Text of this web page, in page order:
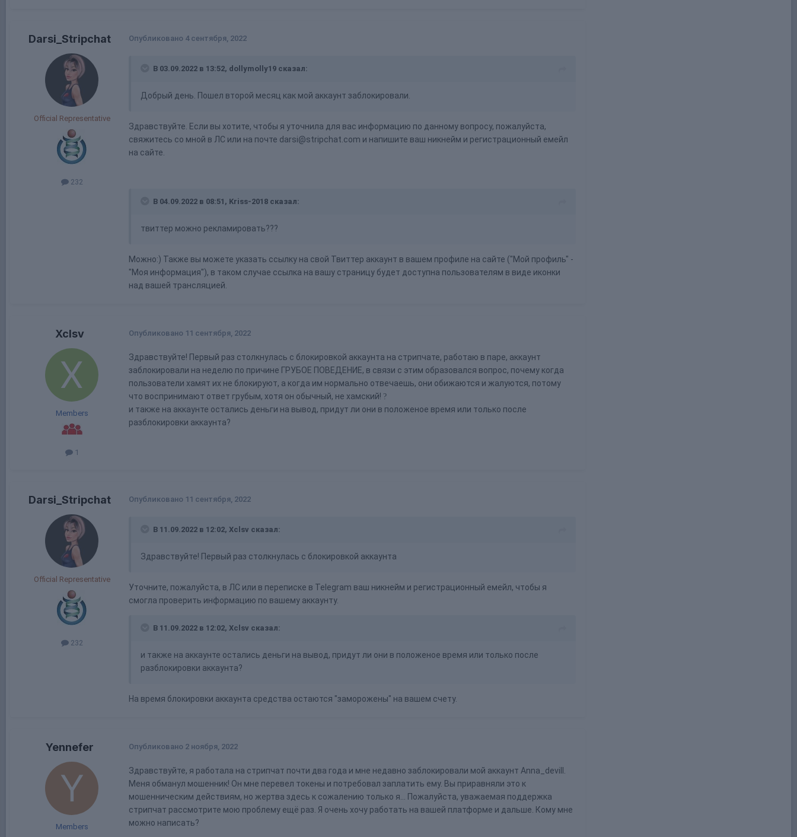
Darsi_Stripchat
Official Representative
232
Опубликовано 4 сентября, 2022
В 03.09.2022 в 13:52, dollymolly19 сказал:
Добрый день. Пошел второй месяц как мой аккаунт заблокировали.
Здравствуйте. Если вы хотите, чтобы я уточнила для вас информацию по данному вопросу, пожалуйста,
свяжитесь со мной в ЛС или на почте darsi@stripchat.com и напишите ваш никнейм и регистрационный емейл
на сайте.
В 04.09.2022 в 08:51, Kriss-2018 сказал:
твиттер можно рекламировать???
Можно:) Также вы можете указать ссылку на свой Твиттер аккаунт в вашем профиле на сайте ("Мой профиль" -
"Моя информация"), в таком случае ссылка на вашу страницу будет доступна пользователям в виде иконки
над вашей трансляцией.
Xclsv
Members
1
Опубликовано 11 сентября, 2022
Здравствуйте! Первый раз столкнулась с блокировкой аккаунта на стрипчате, работаю в паре, аккаунт
заблокировали на неделю по причине ГРУБОЕ ПОВЕДЕНИЕ, в связи с этим образовался вопрос, почему когда
пользователи хамят их не блокируют, а когда им нормально отвечаешь, они обижаются и жалуются, потому
что воспринимают ответ грубым, хотя он обычный, не хамский! ?
и также на аккаунте остались деньги на вывод, придут ли они в положеное время или только после
разблокировки аккаунта?
Darsi_Stripchat
Official Representative
232
Опубликовано 11 сентября, 2022
В 11.09.2022 в 12:02, Xclsv сказал:
Здравствуйте! Первый раз столкнулась с блокировкой аккаунта
Уточните, пожалуйста, в ЛС или в переписке в Telegram ваш никнейм и регистрационный емейл, чтобы я
смогла проверить информацию по вашему аккаунту.
В 11.09.2022 в 12:02, Xclsv сказал:
и также на аккаунте остались деньги на вывод, придут ли они в положеное время или только после
разблокировки аккаунта?
На время блокировки аккаунта средства остаются "заморожены" на вашем счету.
Yennefer
Members
Опубликовано 2 ноября, 2022
Здравствуйте, я работала на стрипчат почти два года и мне недавно заблокировали мой аккаунт Anna_devill.
Меня обманул мошенник! Он мне перевел токены и потребовал заплатить ему. Вы приравняли это к
мошенническим действиям, но жертва здесь к сожалению только я... Пожалуйста, уважаемая поддержка
стрипчат рассмотрите мою проблему ещё раз. Я очень хочу работать на вашей платформе и дальше. Кому мне
можно написать?